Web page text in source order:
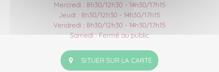
Mercredi : 8h30/12h30 - 14h30/17h15
Jeudi : 8h30/12h30 - 14h30/17h15
Vendredi : 8h30/12h30 - 14h30/17h15
Samedi : Fermé au public
SITUER SUR LA CARTE